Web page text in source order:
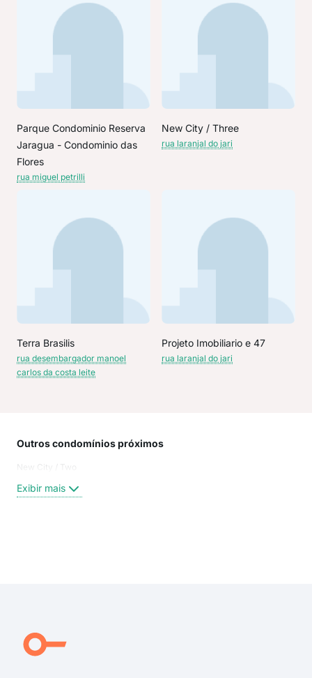
Parque Condominio Reserva
Jaragua - Condominio das
Flores
rua miguel petrilli
New City / Three
rua laranjal do jari
Terra Brasilis
rua desembargador manoel
carlos da costa leite
Projeto Imobiliario e 47
rua laranjal do jari
Outros condomínios próximos
New City / Two
Exibir mais